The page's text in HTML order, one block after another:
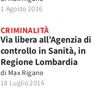
1 Agosto 2016
CRIMINALITÀ
Via libera all’Agenzia di
controllo in Sanità, in
Regione Lombardia
di Max Rigano
18 Luglio 2016